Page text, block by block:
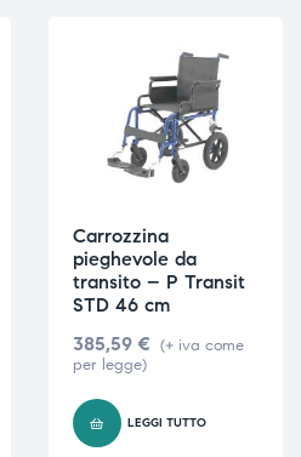
Carrozzina
pieghevole da
transito – P Transit
STD 46 cm
385,59 € (+ iva come
per legge)
LEGGI TUTTO